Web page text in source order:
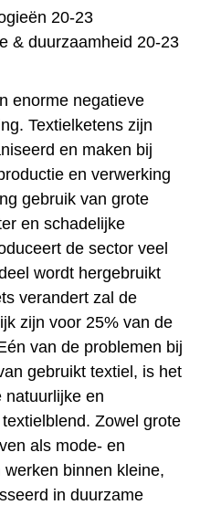
20-23
& duurzaamheid 20-23
enorme negatieve
Textielketens zijn
en maken bij
en verwerking
gebruik van grote
en schadelijke
de sector veel
wordt hergebruikt
verandert zal de
zijn voor 25% van de
van de problemen bij
gebruikt textiel, is het
natuurlijke en
Zowel grote
als mode- en
binnen kleine,
in duurzame